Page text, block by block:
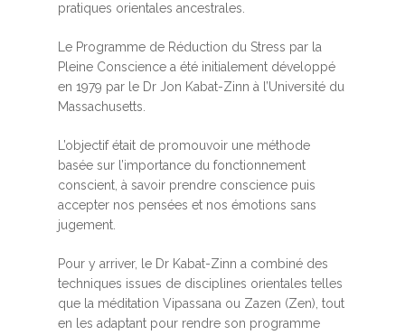
pratiques orientales ancestrales.
Le Programme de Réduction du Stress par la
Pleine Conscience a été initialement développé
en 1979 par le Dr Jon Kabat-Zinn à l’Université du
Massachusetts.
L’objectif était de promouvoir une méthode
basée sur l’importance du fonctionnement
conscient, à savoir prendre conscience puis
accepter nos pensées et nos émotions sans
jugement.
Pour y arriver, le Dr Kabat-Zinn a combiné des
techniques issues de disciplines orientales telles
que la méditation Vipassana ou Zazen (Zen), tout
en les adaptant pour rendre son programme